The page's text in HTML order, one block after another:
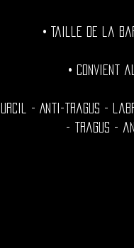
• Taille de la
• Convient
- Anti-tragus -
- tragus -